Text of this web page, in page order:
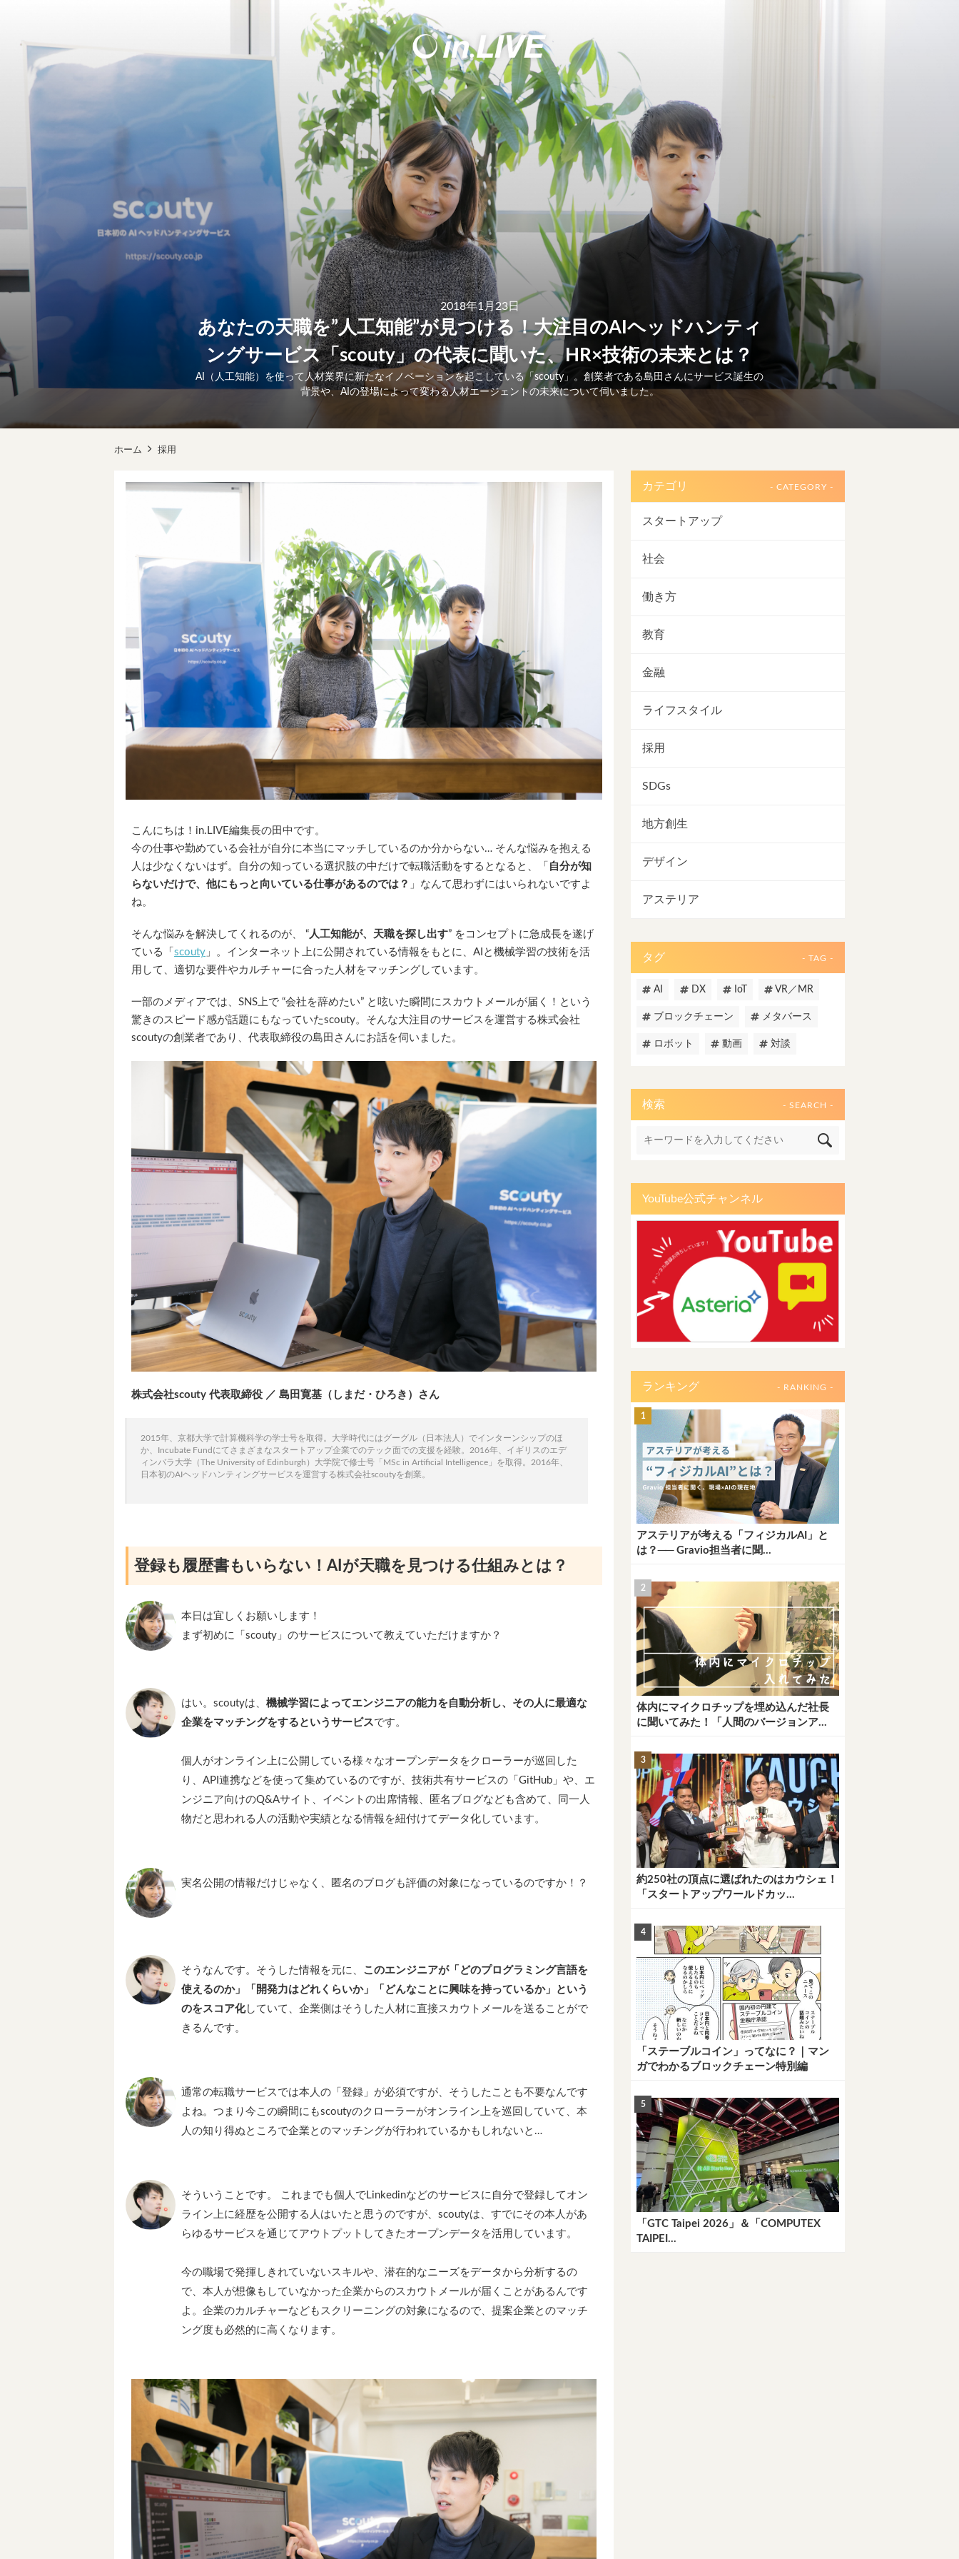
2018年1月23日
あなたの天職を”人工知能”が見つける！大注目のAIヘッドハンティ
ングサービス「scouty」の代表に聞いた、HR×技術の未来とは？
AI（人工知能）を使って人材業界に新たなイノベーションを起こしている「scouty」。創業者である島田さんにサービス誕生の
背景や、AIの登場によって変わる人材エージェントの未来について伺いました。
ホーム 採用
こんにちは！in.LIVE編集長の田中です。
今の仕事や勤めている会社が自分に本当にマッチしているのか分からない… そんな悩みを抱える
人は少なくないはず。自分の知っている選択肢の中だけで転職活動をするとなると、「 自分が知
らないだけで、他にもっと向いている仕事があるのでは？ 」なんて思わずにはいられないですよ
ね。
そんな悩みを解決してくれるのが、 “人工知能が、天職を探し出す” をコンセプトに急成長を遂げ
ている「 scouty 」。インターネット上に公開されている情報をもとに、AIと機械学習の技術を活
用して、適切な要件やカルチャーに合った人材をマッチングしています。
一部のメディアでは、SNS上で “会社を辞めたい” と呟いた瞬間にスカウトメールが届く！という
驚きのスピード感が話題にもなっていたscouty。そんな大注目のサービスを運営する株式会社
scoutyの創業者であり、代表取締役の島田さんにお話を伺いました。
株式会社scouty 代表取締役 ／ 島田寛基（しまだ・ひろき）さん
2015年、京都大学で計算機科学の学士号を取得。大学時代にはグーグル（日本法人）でインターンシップのほ
か、Incubate Fundにてさまざまなスタートアップ企業でのテック面での支援を経験。2016年、イギリスのエデ
ィンバラ大学（The University of Edinburgh）大学院で修士号「MSc in Artificial Intelligence」を取得。2016年、
日本初のAIヘッドハンティングサービスを運営する株式会社scoutyを創業。
登録も履歴書もいらない！AIが天職を見つける仕組みとは？
本日は宜しくお願いします！
まず初めに「scouty」のサービスについて教えていただけますか？
はい。scoutyは、 機械学習によってエンジニアの能力を自動分析し、その人に最適な
企業をマッチングをするというサービスです。
個人がオンライン上に公開している様々なオープンデータをクローラーが巡回した
り、API連携などを使って集めているのですが、技術共有サービスの「GitHub」や、エ
ンジニア向けのQ&Aサイト、イベントの出席情報、匿名ブログなども含めて、同一人
物だと思われる人の活動や実績となる情報を紐付けてデータ化しています。
実名公開の情報だけじゃなく、匿名のブログも評価の対象になっているのですか！？
そうなんです。そうした情報を元に、 このエンジニアが「どのプログラミング言語を
使えるのか」「開発力はどれくらいか」「どんなことに興味を持っているか」という
のをスコア化していて、企業側はそうした人材に直接スカウトメールを送ることがで
きるんです。
通常の転職サービスでは本人の「登録」が必須ですが、そうしたことも不要なんです
よね。つまり今この瞬間にもscoutyのクローラーがオンライン上を巡回していて、本
人の知り得ぬところで企業とのマッチングが行われているかもしれないと…
そういうことです。 これまでも個人でLinkedinなどのサービスに自分で登録してオン
ライン上に経歴を公開する人はいたと思うのですが、scoutyは、すでにその本人があ
らゆるサービスを通じてアウトプットしてきたオープンデータを活用しています。
今の職場で発揮しきれていないスキルや、潜在的なニーズをデータから分析するの
で、本人が想像もしていなかった企業からのスカウトメールが届くことがあるんです
よ。企業のカルチャーなどもスクリーニングの対象になるので、提案企業とのマッチ
ング度も必然的に高くなります。
カテゴリ - CATEGORY -
スタートアップ
社会
働き方
教育
金融
ライフスタイル
採用
SDGs
地方創生
デザイン
アステリア
タグ - TAG -
AI DX IoT VR／MR
ブロックチェーン メタバース
ロボット 動画 対談
検索 - SEARCH -
YouTube公式チャンネル
ランキング - RANKING -
アステリアが考える「フィジカルAI」と
は？── Gravio担当者に聞...
体内にマイクロチップを埋め込んだ社長
に聞いてみた！「人間のバージョンア...
約250社の頂点に選ばれたのはカウシェ！
「スタートアップワールドカッ...
「ステーブルコイン」ってなに？｜マン
ガでわかるブロックチェーン特別編
「GTC Taipei 2026」＆「COMPUTEX
TAIPEI...